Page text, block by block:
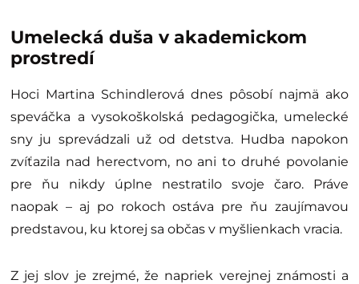
Umelecká duša v akademickom
prostredí
Hoci Martina Schindlerová dnes pôsobí najmä ako
speváčka a vysokoškolská pedagogička, umelecké
sny ju sprevádzali už od detstva. Hudba napokon
zvíťazila nad herectvom, no ani to druhé povolanie
pre ňu nikdy úplne nestratilo svoje čaro. Práve
naopak – aj po rokoch ostáva pre ňu zaujímavou
predstavou, ku ktorej sa občas v myšlienkach vracia.
Z jej slov je zrejmé, že napriek verejnej známosti a